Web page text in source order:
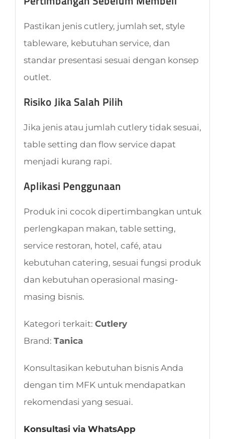
Pastikan jenis cutlery, jumlah set, style
tableware, kebutuhan service, dan
standar presentasi sesuai dengan konsep
outlet.
Risiko Jika Salah Pilih
Jika jenis atau jumlah cutlery tidak sesuai,
table setting dan flow service dapat
menjadi kurang rapi.
Aplikasi Penggunaan
Produk ini cocok dipertimbangkan untuk
perlengkapan makan, table setting,
service restoran, hotel, café, atau
kebutuhan catering, sesuai fungsi produk
dan kebutuhan operasional masing-
masing bisnis.
Kategori terkait: Cutlery
Brand: Tanica
Konsultasikan kebutuhan bisnis Anda
dengan tim MFK untuk mendapatkan
rekomendasi yang sesuai.
Konsultasi via WhatsApp